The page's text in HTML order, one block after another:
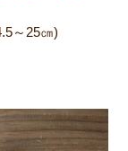
～25㎝)